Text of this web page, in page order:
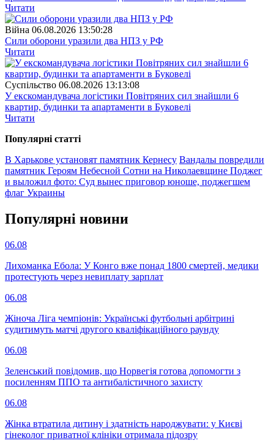
Читати
Війна 06.08.2026 13:50:28
Сили оборони уразили два НПЗ у РФ
Читати
Суспiльство 06.08.2026 13:13:08
У екскомандувача логістики Повітряних сил знайшли 6
квартир, будинки та апартаменти в Буковелі
Читати
Популярнi статтi
В Харькове установят памятник Кернесу Вандалы повредили
памятник Героям Небесной Сотни на Николаевщине Поджег
и выложил фото: Суд вынес приговор юноше, поджегшем
флаг Украины
Популярнi новини
06.08
Лихоманка Ебола: У Конго вже понад 1800 смертей, медики
протестують через невиплату зарплат
06.08
Жіноча Ліга чемпіонів: Українські футбольні арбітрині
судитимуть матчі другого кваліфікаційного раунду
06.08
Зеленський повідомив, що Норвегія готова допомогти з
посиленням ППО та антибалістичного захисту
06.08
Жінка втратила дитину і здатність народжувати: у Києві
гінеколог приватної клініки отримала підозру